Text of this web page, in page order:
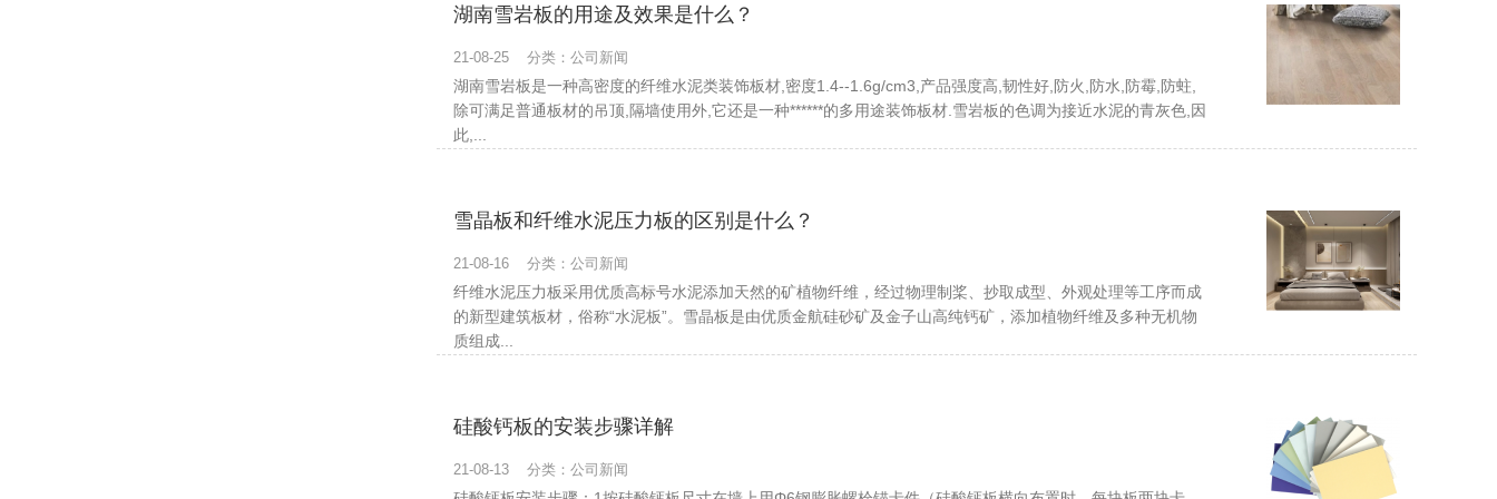
湖南雪岩板的用途及效果是什么？
21-08-25 分类：公司新闻
湖南雪岩板是一种高密度的纤维水泥类装饰板材,密度1.4--1.6g/cm3,产品强度高,韧性好,防火,防水,防霉,防蛀,
除可满足普通板材的吊顶,隔墙使用外,它还是一种******的多用途装饰板材.雪岩板的色调为接近水泥的青灰色,因
此,...
雪晶板和纤维水泥压力板的区别是什么？
21-08-16 分类：公司新闻
纤维水泥压力板采用优质高标号水泥添加天然的矿植物纤维，经过物理制桨、抄取成型、外观处理等工序而成
的新型建筑板材，俗称“水泥板”。雪晶板是由优质金航硅砂矿及金子山高纯钙矿，添加植物纤维及多种无机物
质组成...
硅酸钙板的安装步骤详解
21-08-13 分类：公司新闻